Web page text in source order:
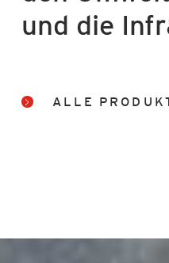
und die
ALLE